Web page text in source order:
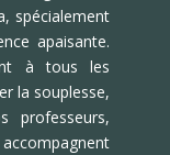
spécialement
apaisante.
à tous les
la souplesse,
professeurs,